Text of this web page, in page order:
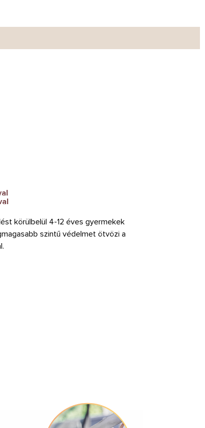
körülbelül 4-12 éves gyermekek
szintű védelmet ötvözi a